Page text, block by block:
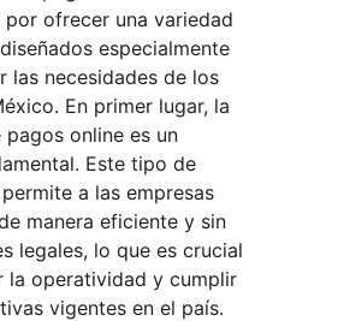
ofrecer una variedad
especialmente
las necesidades de los
En primer lugar, la
online es un
Este tipo de
a las empresas
manera eficiente y sin
legales, lo que es crucial
la operatividad y cumplir
vigentes en el país.